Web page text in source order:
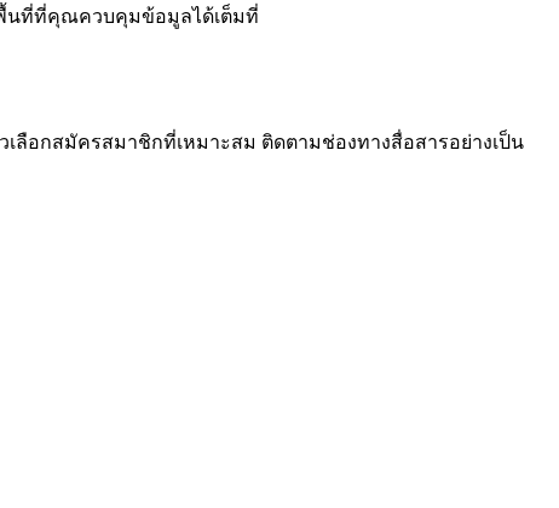
นที่ที่คุณควบคุมข้อมูลได้เต็มที่
ลือกสมัครสมาชิกที่เหมาะสม ติดตามช่องทางสื่อสารอย่างเป็น